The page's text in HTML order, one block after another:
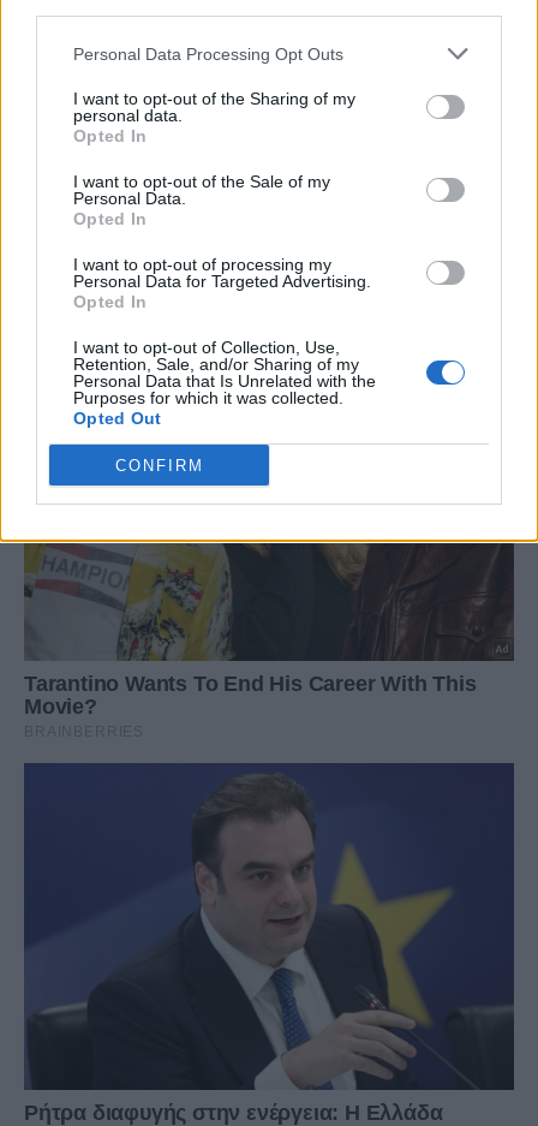
Personal Data Processing Opt Outs
I want to opt-out of the Sharing of my
personal data.
Opted In
I want to opt-out of the Sale of my
Personal Data.
Opted In
I want to opt-out of processing my
Personal Data for Targeted Advertising.
Opted In
I want to opt-out of Collection, Use,
Retention, Sale, and/or Sharing of my
Personal Data that Is Unrelated with the
Purposes for which it was collected.
Opted Out
CONFIRM